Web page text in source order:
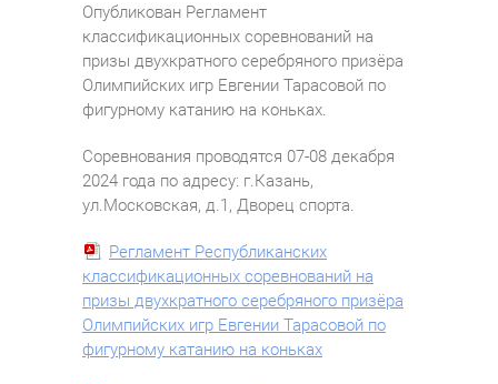
Опубликован Регламент
классификационных соревнований на
призы двухкратного серебряного призёра
Олимпийских игр Евгении Тарасовой по
фигурному катанию на коньках.
Соревнования проводятся 07-08 декабря
2024 года по адресу: г.Казань,
ул.Московская, д.1, Дворец спорта.
Регламент Республиканских
классификационных соревнований на
призы двухкратного серебряного призёра
Олимпийских игр Евгении Тарасовой по
фигурному катанию на коньках